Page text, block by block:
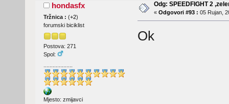
hondasfx
Tržnica : (+2)
forumski biciklist
Postova: 271
Spol:
Mjesto: zmijavci
Odg: SPEEDFIGHT 2
« Odgovori #93 : 05 Rujan,
Ok